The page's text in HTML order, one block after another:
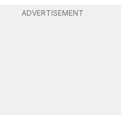
ADVERTISEMENT